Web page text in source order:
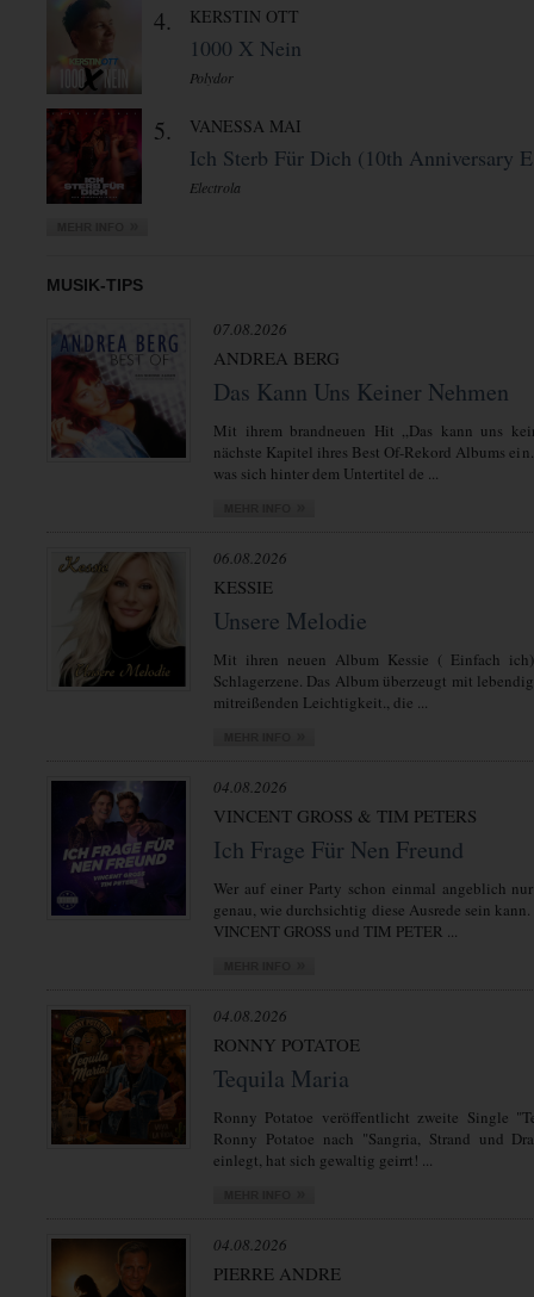
4. KERSTIN OTT
1000 X Nein
Polydor
5. VANESSA MAI
Ich Sterb Für Dich (10th Anniversary
Electrola
MUSIK-TIPS
07.08.2026
ANDREA BERG
Das Kann Uns Keiner Nehmen
Mit ihrem brandneuen Hit „Das kann uns
nächste Kapitel ihres Best Of-Rekord Albums
was sich hinter dem Untertitel de ...
06.08.2026
KESSIE
Unsere Melodie
Mit ihren neuen Album Kessie ( Einfach
Schlagerzene. Das Album überzeugt mit
mitreißenden Leichtigkeit., die ...
04.08.2026
VINCENT GROSS & TIM PETERS
Ich Frage Für Nen Freund
Wer auf einer Party schon einmal angeblich
genau, wie durchsichtig diese Ausrede sein
VINCENT GROSS und TIM PETER ...
04.08.2026
RONNY POTATOE
Tequila Maria
Ronny Potatoe veröffentlicht zweite Single
Ronny Potatoe nach "Sangria, Strand und
einlegt, hat sich gewaltig geirrt! ...
04.08.2026
PIERRE ANDRE